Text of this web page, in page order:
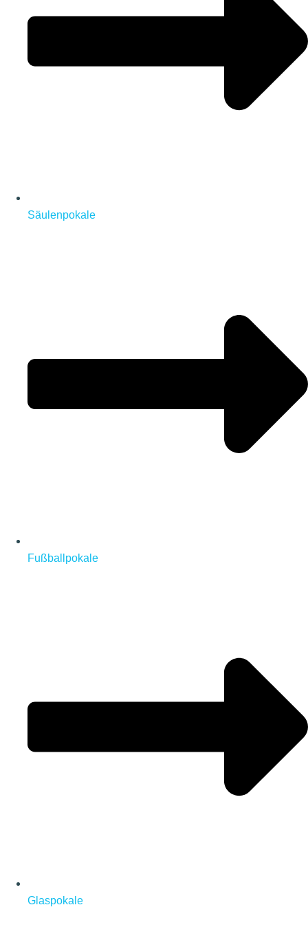
Säulenpokale
Fußballpokale
Glaspokale